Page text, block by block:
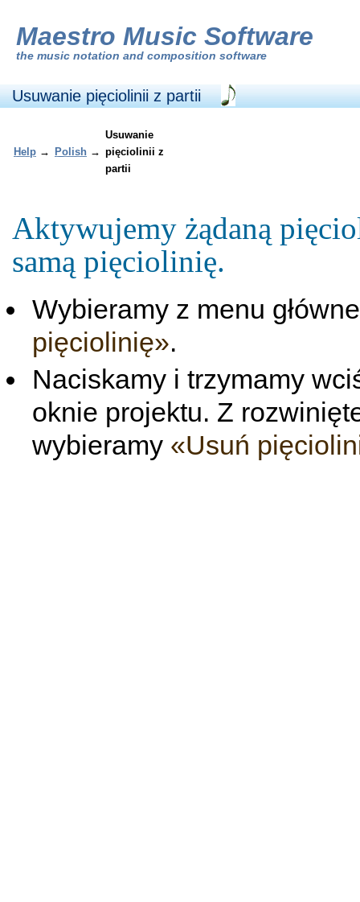
Maestro Music Software
the music notation and composition software
Usuwanie pięciolinii z partii
Help → Polish →
Usuwanie
pięciolinii z
partii
Aktywujemy żądaną
samą pięciolinię.
Wybieramy z menu
pięciolinię».
Naciskamy i trzymamy
oknie projektu. Z
wybieramy «Usuń